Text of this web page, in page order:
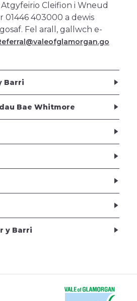
Cleifion i Wneud
01446 403000 a dewis
Fel arall, gallwch e-
Barri
Bae Whitmore
y Barri